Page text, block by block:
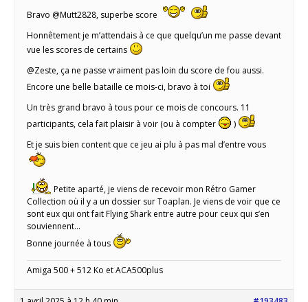
Bravo @Mutt2828, superbe score
Honnêtement je m’attendais à ce que quelqu’un me passe devant
vue les scores de certains
@Zeste, ça ne passe vraiment pas loin du score de fou aussi.
Encore une belle bataille ce mois-ci, bravo à toi
Un très grand bravo à tous pour ce mois de concours. 11
participants, cela fait plaisir à voir (ou à compter
)
Et je suis bien content que ce jeu ai plu à pas mal d’entre vous
Petite aparté, je viens de recevoir mon Rétro Gamer
Collection où il y a un dossier sur Toaplan. Je viens de voir que ce
sont eux qui ont fait Flying Shark entre autre pour ceux qui s’en
souviennent…
Bonne journée à tous
Amiga 500 + 512 Ko et ACA500plus